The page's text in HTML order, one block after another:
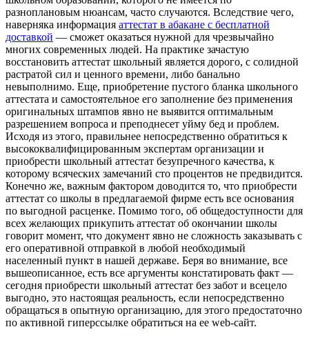
разноплановым нюансам, часто случаются. Вследствие чего,
наверняка информация аттестат в абакане с бесплатной
доставкой — сможет оказаться нужной для чрезвычайно
многих современных людей. На практике зачастую
восстановить аттестат школьный является дорого, с солидной
растратой сил и ценного времени, либо банально
невыполнимо. Еще, приобретение пустого бланка школьного
аттестата и самостоятельное его заполнение без применения
оригинальных штампов явно не выявится оптимальным
разрешением вопроса и преподнесет уйму бед и проблем.
Исходя из этого, правильнее непосредственно обратиться к
высококвалифицированным экспертам организации и
приобрести школьный аттестат безупречного качества, к
которому всяческих замечаний сто процентов не предвидится.
Конечно же, важным фактором доводится то, что приобрести
аттестат со школы в предлагаемой фирме есть все основания
по выгодной расценке. Помимо того, об общедоступности для
всех желающих прикупить аттестат об окончании школы
говорит момент, что документ явно не сложность заказывать с
его оперативной отправкой в любой необходимый
населенный пункт в нашей державе. Беря во внимание, все
вышеописанное, есть все аргументы констатировать факт —
сегодня приобрести школьный аттестат без забот и всецело
выгодно, это настоящая реальность, если непосредственно
обращаться в опытную организацию, для этого предостаточно
по активной гиперссылке обратиться на ее web-сайт.